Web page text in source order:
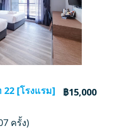
22 [โรงแรม] ฿15,000
ครั้ง)